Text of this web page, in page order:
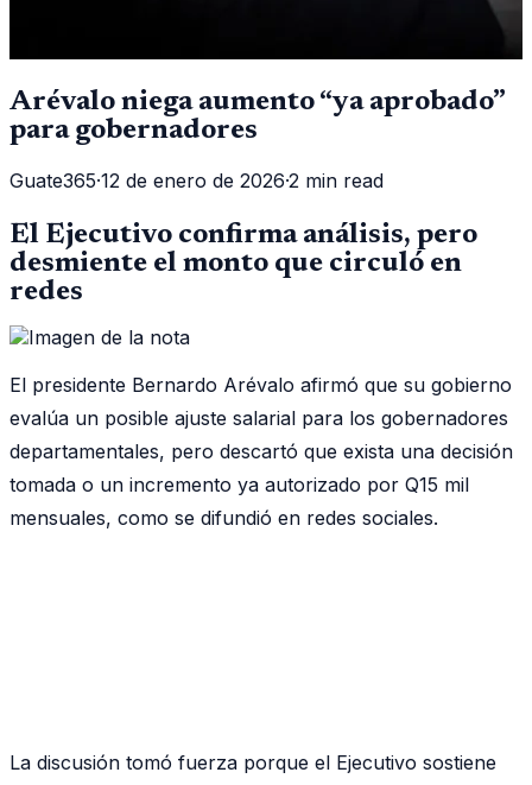
Arévalo niega aumento “ya aprobado”
para gobernadores
Guate365·12 de enero de 2026·2 min read
El Ejecutivo confirma análisis, pero
desmiente el monto que circuló en
redes
El presidente Bernardo Arévalo afirmó que su gobierno
evalúa un posible ajuste salarial para los gobernadores
departamentales, pero descartó que exista una decisión
tomada o un incremento ya autorizado por Q15 mil
mensuales, como se difundió en redes sociales.
La discusión tomó fuerza porque el Ejecutivo sostiene